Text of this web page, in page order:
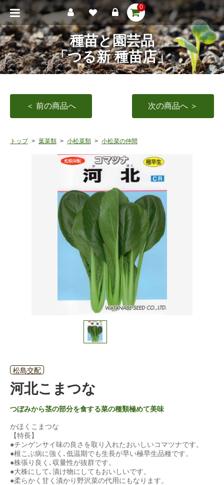
0
種苗と園芸品
「つる新 種苗店」
＜ 前の商品へ 次の商品へ ＞
トップ 葉菜類 小松菜類 小松菜の仲間
松島交配
河北こまつな
つぼみから茎の部分を食する菜の種類極めて美味
かほくこまつな
【特長】
●チンゲンサイ味の良さを取り入れたおいしいコマツナです。
●根こぶ病に強く､低温期でも生長が早い極早生品種です。
●株張り良く､収量性が抜群です。
●大株にして､漬け物にしてもおいしいです。
●柔らかく甘く漬かり野沢菜の代用にもなります。